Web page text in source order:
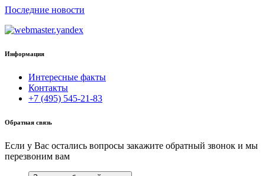
Последние новости
Информация
Интересные факты
Контакты
+7 (495) 545-21-83
Обратная связь
Если у Вас остались вопросы закажите обратный звонок и мы
перезвоним вам